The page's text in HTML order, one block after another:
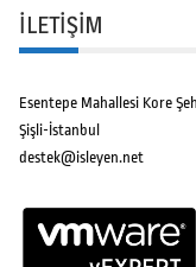
İLETİŞİM
Esentepe Mahallesi Kore
Şişli-İstanbul
destek@isleyen.net